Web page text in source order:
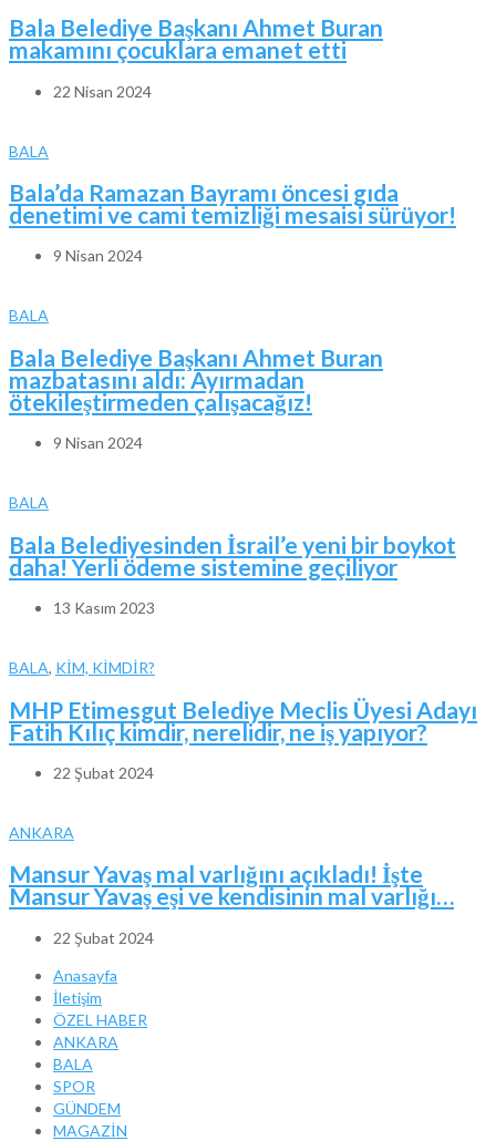
Bala Belediye Başkanı Ahmet Buran
makamını çocuklara emanet etti
22 Nisan 2024
BALA
Bala’da Ramazan Bayramı öncesi gıda
denetimi ve cami temizliği mesaisi sürüyor!
9 Nisan 2024
BALA
Bala Belediye Başkanı Ahmet Buran
mazbatasını aldı: Ayırmadan
ötekileştirmeden çalışacağız!
9 Nisan 2024
BALA
Bala Belediyesinden İsrail’e yeni bir boykot
daha! Yerli ödeme sistemine geçiliyor
13 Kasım 2023
BALA, KİM, KİMDİR?
MHP Etimesgut Belediye Meclis Üyesi Adayı
Fatih Kılıç kimdir, nerelidir, ne iş yapıyor?
22 Şubat 2024
ANKARA
Mansur Yavaş mal varlığını açıkladı! İşte
Mansur Yavaş eşi ve kendisinin mal varlığı…
22 Şubat 2024
Anasayfa
İletişim
ÖZEL HABER
ANKARA
BALA
SPOR
GÜNDEM
MAGAZİN